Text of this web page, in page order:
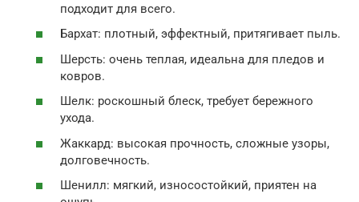
подходит для всего.
Бархат: плотный, эффектный, притягивает пыль.
Шерсть: очень теплая, идеальна для пледов и
ковров.
Шелк: роскошный блеск, требует бережного
ухода.
Жаккард: высокая прочность, сложные узоры,
долговечность.
Шенилл: мягкий, износостойкий, приятен на